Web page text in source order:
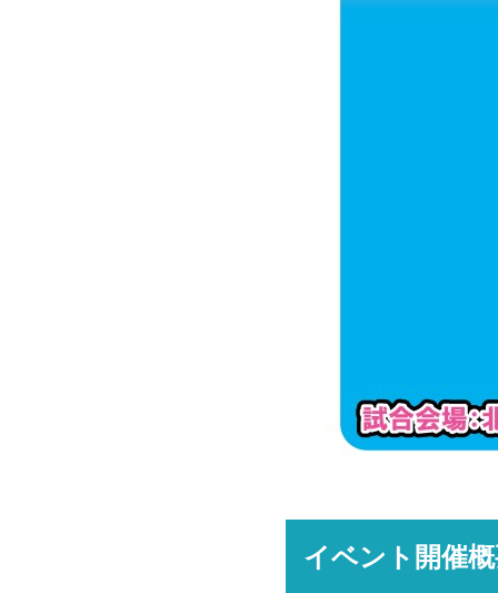
イベント開催